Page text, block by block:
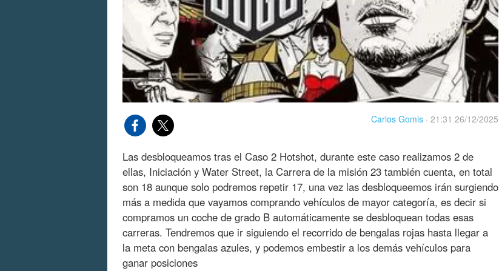
Carlos Gomis · 21:31 26/12/2025
Las desbloqueamos tras el Caso 2 Hotshot, durante este caso realizamos 2 de
ellas, Iniciación y Water Street, la Carrera de la misión 23 también cuenta, en total
son 18 aunque solo podremos repetir 17, una vez las desbloqueemos irán surgiendo
más a medida que vayamos comprando vehículos de mayor categoría, es decir si
compramos un coche de grado B automáticamente se desbloquean todas esas
carreras. Tendremos que ir siguiendo el recorrido de bengalas rojas hasta llegar a
la meta con bengalas azules, y podemos embestir a los demás vehículos para
ganar posiciones